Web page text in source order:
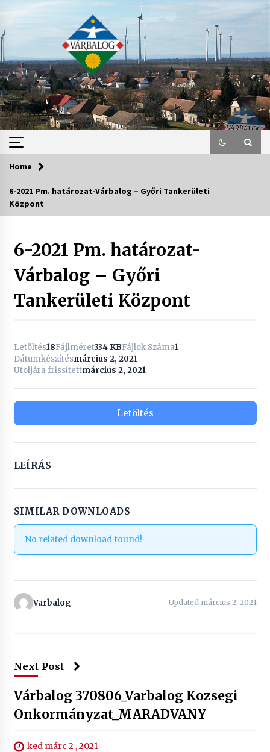
content
Home
6-2021 Pm. határozat-Várbalog – Győri Tankerületi
Központ
6-2021 Pm. határozat-
Várbalog – Győri
Tankerületi Központ
Letöltés18Fájlméret334 KBFájlok Száma1
Dátumkészítésmárcius 2, 2021
Utoljára frissítettmárcius 2, 2021
Letöltés
LEÍRÁS
SIMILAR DOWNLOADS
No related download found!
Varbalog Updated március 2, 2021
Next Post
Várbalog 370806_Varbalog Kozsegi
Onkormányzat_MARADVANY
ked márc 2 , 2021